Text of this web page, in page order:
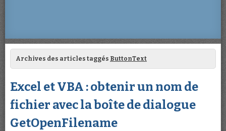
Archives des articles taggés ButtonText
Excel et VBA : obtenir un nom de
fichier avec la boîte de dialogue
GetOpenFilename